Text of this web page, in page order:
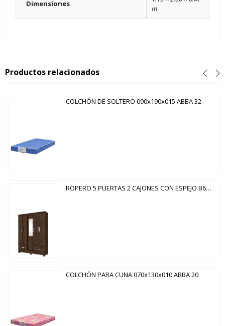
Dimensiones
m
Productos relacionados
COLCHÓN DE SOLTERO 090x190x015 ABBA 32
ROPERO 5 PUERTAS 2 CAJONES CON ESPEJO B60 BRIZ CAFÉ
COLCHÓN PARA CUNA 070x130x010 ABBA 20